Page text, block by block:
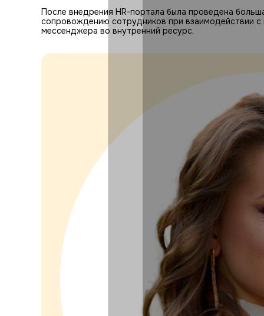
После внедрения HR-портала была проведена
сопровождению сотрудников при взаимодействии
мессенджера во внутренний ресурс.